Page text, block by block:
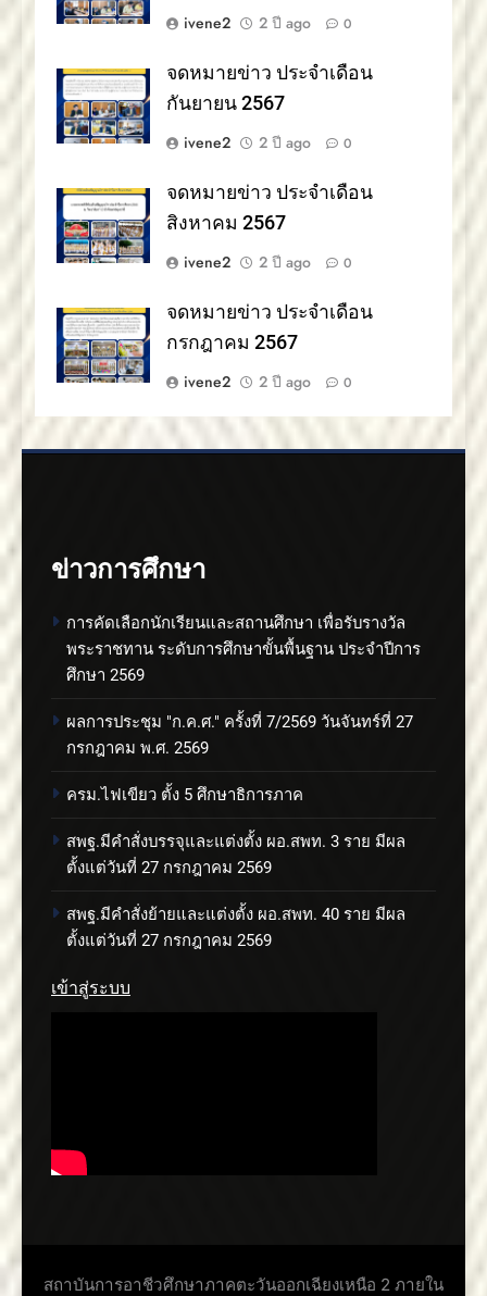
ivene2
2 ปี ago 0
จดหมายข่าว ประจำเดือน
กันยายน 2567
ivene2
2 ปี ago 0
จดหมายข่าว ประจำเดือน
สิงหาคม 2567
ivene2
2 ปี ago 0
จดหมายข่าว ประจำเดือน
กรกฎาคม 2567
ivene2
2 ปี ago 0
ข่าวการศึกษา
การคัดเลือกนักเรียนและสถานศึกษา เพื่อรับรางวัล
พระราชทาน ระดับการศึกษาขั้นพื้นฐาน ประจำปีการ
ศึกษา 2569
ผลการประชุม "ก.ค.ศ." ครั้งที่ 7/2569 วันจันทร์ที่ 27
กรกฎาคม พ.ศ. 2569
ครม.ไฟเขียว ตั้ง 5 ศึกษาธิการภาค
สพฐ.มีคำสั่งบรรจุและแต่งตั้ง ผอ.สพท. 3 ราย มีผล
ตั้งแต่วันที่ 27 กรกฎาคม 2569
สพฐ.มีคำสั่งย้ายและแต่งตั้ง ผอ.สพท. 40 ราย มีผล
ตั้งแต่วันที่ 27 กรกฎาคม 2569
เข้าสู่ระบบ
สถาบันการอาชีวศึกษาภาคตะวันออกเฉียงเหนือ 2 ภายใน